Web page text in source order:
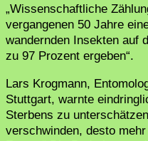
„Wissenschaftliche
vergangenen 50 Jahre
wandernden Insekten auf
zu 97 Prozent ergeben“.
Lars Krogmann,
Stuttgart, warnte
Sterbens zu
verschwinden, desto